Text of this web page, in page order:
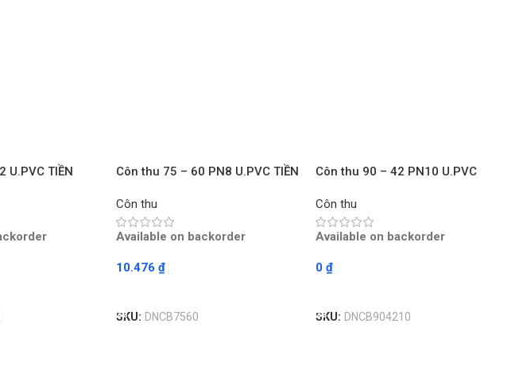
U.PVC TIỀN
Côn thu 75 – 60 PN8 U.PVC TIỀN
Côn thu
Available on backorder
10.476₫
SKU: DNCB7560
Côn thu 90 – 42 PN10 U.PVC
Côn thu
Available on backorder
0₫
SKU: DNCB904210